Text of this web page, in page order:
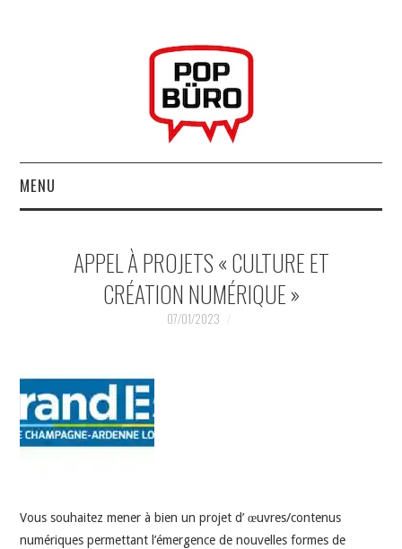
MENU
MUSIQUESACTUELLES.NET
INDÉPENDANTS
APPEL À PROJETS « CULTURE ET
CRÉATION NUMÉRIQUE »
07/01/2023
Vous souhaitez mener à bien un projet d’ œuvres/contenus
numériques permettant l’émergence de nouvelles formes de